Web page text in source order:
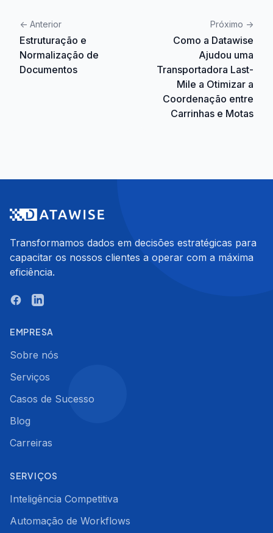
<- Anterior
Estruturação e
Normalização de
Documentos
Próximo ->
Como a Datawise
Ajudou uma
Transportadora Last-
Mile a Otimizar a
Coordenação entre
Carrinhas e Motas
Transformamos dados em decisões estratégicas para
capacitar os nossos clientes a operar com a máxima
eficiência.
EMPRESA
Sobre nós
Serviços
Casos de Sucesso
Blog
Carreiras
SERVIÇOS
Inteligência Competitiva
Automação de Workflows